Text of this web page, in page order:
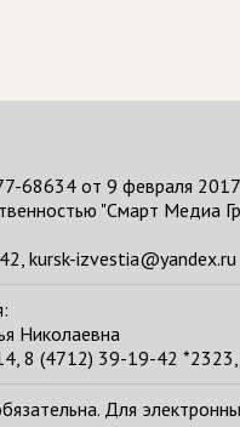
68634 от 9 февраля
"Смарт Медиа
kursk-izvestia@yandex.ru
Николаевна
8 (4712) 39-19-42
Для